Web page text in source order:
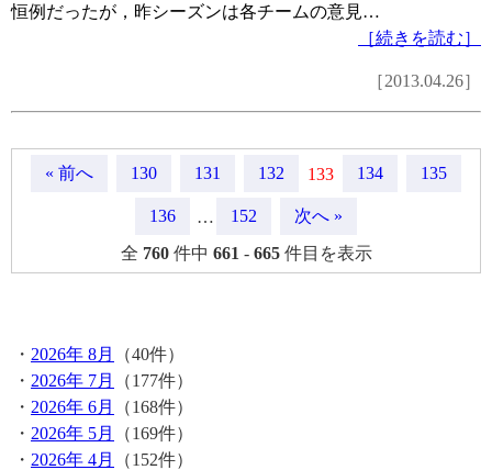
恒例だったが，昨シーズンは各チームの意見…
［続きを読む］
［2013.04.26］
« 前へ 130 131 132 133 134 135
136 … 152
次へ »
全 760件中 661 - 665件目を表示
・ 2026年 8月
（40件）
・ 2026年 7月
（177件）
・ 2026年 6月
（168件）
・ 2026年 5月
（169件）
・ 2026年 4月
（152件）